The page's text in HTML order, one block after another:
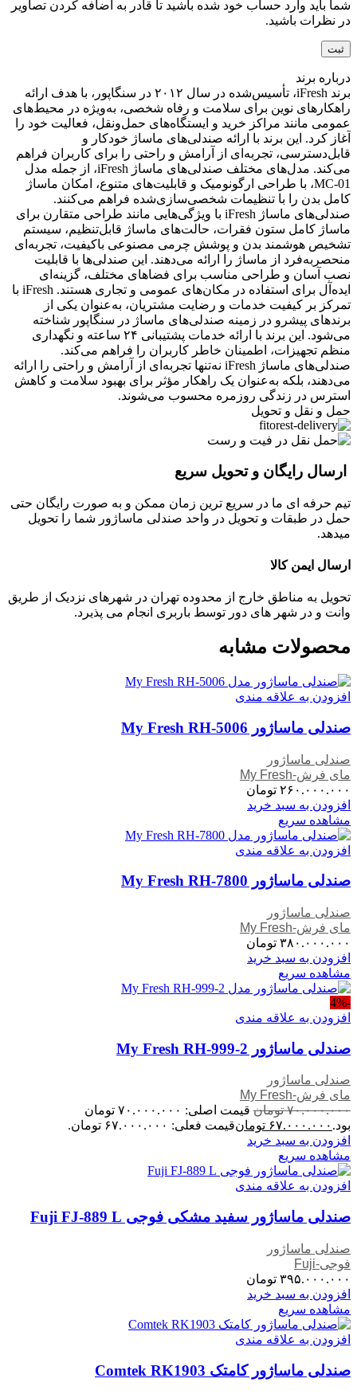
شما باید وارد حساب خود شده باشید تا قادر به اضافه کردن تصاویر
در نظرات باشید.
درباره برند
برند iFresh، تأسیس‌شده در سال ۲۰۱۲ در سنگاپور، با هدف ارائه
راهکارهای نوین برای سلامت و رفاه شخصی، به‌ویژه در محیط‌های
عمومی مانند مراکز خرید و ایستگاه‌های حمل‌ونقل، فعالیت خود را
آغاز کرد. این برند با ارائه صندلی‌های ماساژ خودکار و
قابل‌دسترسی، تجربه‌ای از آرامش و راحتی را برای کاربران فراهم
می‌کند. مدل‌های مختلف صندلی‌های ماساژ iFresh، از جمله مدل
MC-01، با طراحی ارگونومیک و قابلیت‌های متنوع، امکان ماساژ
کامل بدن را با تنظیمات شخصی‌سازی‌شده فراهم می‌کنند.
صندلی‌های ماساژ iFresh با ویژگی‌هایی مانند طراحی متقارن برای
ماساژ کامل ستون فقرات، حالت‌های ماساژ قابل‌تنظیم، سیستم
تشخیص هوشمند بدن و پوشش چرمی مصنوعی باکیفیت، تجربه‌ای
منحصربه‌فرد از ماساژ را ارائه می‌دهند. این صندلی‌ها با قابلیت
نصب آسان و طراحی مناسب برای فضاهای مختلف، گزینه‌ای
ایده‌آل برای استفاده در مکان‌های عمومی و تجاری هستند. iFresh با
تمرکز بر کیفیت خدمات و رضایت مشتریان، به‌عنوان یکی از
برندهای پیشرو در زمینه صندلی‌های ماساژ در سنگاپور شناخته
می‌شود. این برند با ارائه خدمات پشتیبانی ۲۴ ساعته و نگهداری
منظم تجهیزات، اطمینان خاطر کاربران را فراهم می‌کند.
صندلی‌های ماساژ iFresh نه‌تنها تجربه‌ای از آرامش و راحتی را ارائه
می‌دهند، بلکه به‌عنوان یک راهکار مؤثر برای بهبود سلامت و کاهش
استرس در زندگی روزمره محسوب می‌شوند.
حمل و نقل و تحویل
ارسال رایگان و تحویل سریع
تیم حرفه ای ما در سریع ترین زمان ممکن و به صورت رایگان حتی
حمل در طبقات و تحویل در واحد صندلی ماساژور شما را تحویل
میدهد.
ارسال ایمن کالا
تحویل به مناطق خارج از محدوده تهران در شهرهای نزدیک از طریق
وانت و در شهر های دور توسط باربری انجام می پذیرد.
محصولات مشابه
افزودن به علاقه مندی
صندلی ماساژور My Fresh RH-5006
صندلی ماساژور
مای فرش-My Fresh
۲۶۰.۰۰۰.۰۰۰ تومان
افزودن به سبد خرید
مشاهده سریع
افزودن به علاقه مندی
صندلی ماساژور My Fresh RH-7800
صندلی ماساژور
مای فرش-My Fresh
۳۸۰.۰۰۰.۰۰۰ تومان
افزودن به سبد خرید
مشاهده سریع
-4%
افزودن به علاقه مندی
صندلی ماساژور My Fresh RH-999-2
صندلی ماساژور
مای فرش-My Fresh
۷۰.۰۰۰.۰۰۰ تومان
قیمت اصلی: ۷۰.۰۰۰.۰۰۰ تومان
بود. ۶۷.۰۰۰.۰۰۰ تومانقیمت فعلی: ۶۷.۰۰۰.۰۰۰ تومان.
افزودن به سبد خرید
مشاهده سریع
افزودن به علاقه مندی
صندلی ماساژور سفید مشکی فوجی Fuji FJ-889 L
صندلی ماساژور
فوجی-Fuji
۳۹۵.۰۰۰.۰۰۰ تومان
افزودن به سبد خرید
مشاهده سریع
افزودن به علاقه مندی
صندلی ماساژور کامتک Comtek RK1903